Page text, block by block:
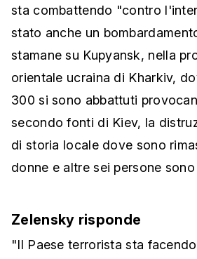
sta combattendo "contro
stato anche un
stamane su Kupyansk, nella
orientale ucraina di Kharkiv,
300 si sono abbattuti
secondo fonti di Kiev, la
di storia locale dove sono
donne e altre sei persone
Zelensky risponde
"Il Paese terrorista sta